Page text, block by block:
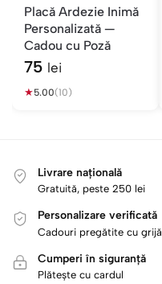
Placă Ardezie Inimă
Personalizată —
Cadou cu Poză
75 lei
★5.00(10)
Livrare națională
Gratuită, peste 250 lei
Personalizare verificată
Cadouri pregătite cu grijă
Cumperi în siguranță
Plătește cu cardul